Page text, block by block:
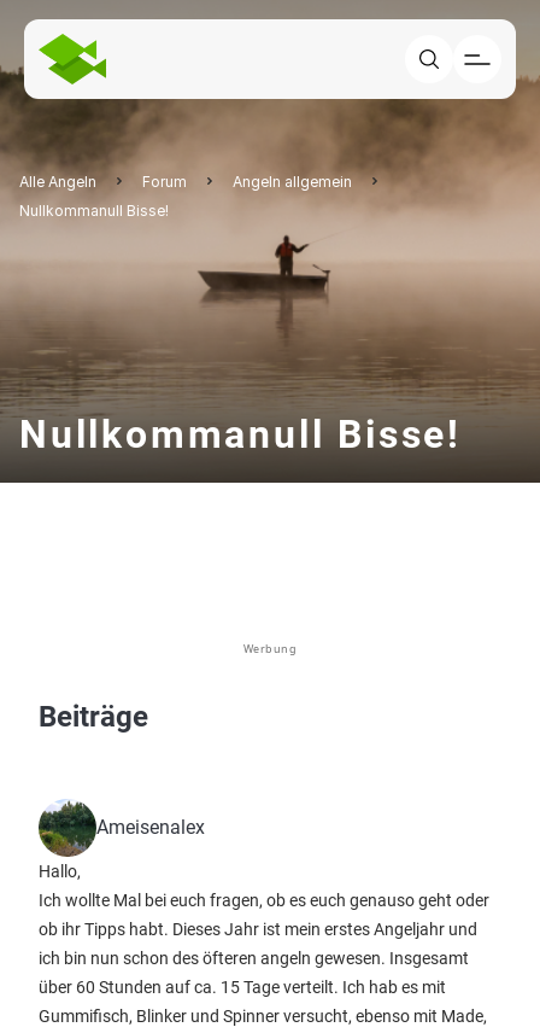
Alle Angeln Forum
Angeln allgemein
Nullkommanull Bisse!
Nullkommanull Bisse!
Werbung
Beiträge
Ameisenalex
Hallo,
Ich wollte Mal bei euch fragen, ob es euch genauso geht oder
ob ihr Tipps habt. Dieses Jahr ist mein erstes Angeljahr und
ich bin nun schon des öfteren angeln gewesen. Insgesamt
über 60 Stunden auf ca. 15 Tage verteilt. Ich hab es mit
Gummifisch, Blinker und Spinner versucht, ebenso mit Made,